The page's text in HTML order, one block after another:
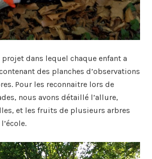
projet dans lequel chaque enfant a
des planches d’observations
Pour les reconnaitre lors de
nous avons détaillé l’allure,
et les fruits de plusieurs arbres